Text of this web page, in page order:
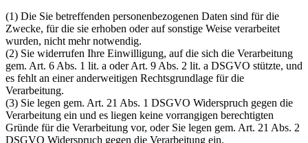
(1) Die Sie betreffenden personenbezogenen Daten sind für die
Zwecke, für die sie erhoben oder auf sonstige Weise verarbeitet
wurden, nicht mehr notwendig.
(2) Sie widerrufen Ihre Einwilligung, auf die sich die Verarbeitung
gem. Art. 6 Abs. 1 lit. a oder Art. 9 Abs. 2 lit. a DSGVO stützte, und
es fehlt an einer anderweitigen Rechtsgrundlage für die
Verarbeitung.
(3) Sie legen gem. Art. 21 Abs. 1 DSGVO Widerspruch gegen die
Verarbeitung ein und es liegen keine vorrangigen berechtigten
Gründe für die Verarbeitung vor, oder Sie legen gem. Art. 21 Abs. 2
DSGVO Widerspruch gegen die Verarbeitung ein.